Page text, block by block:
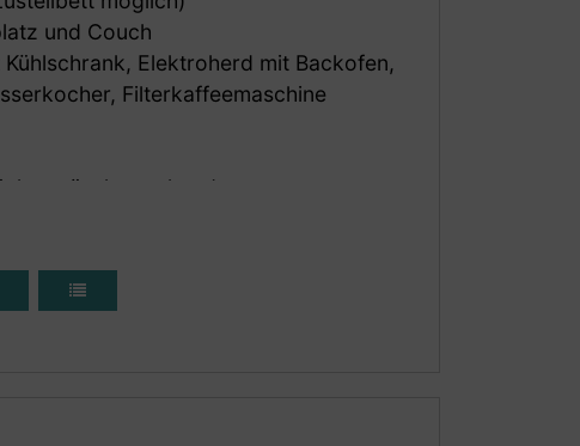
und Couch
Elektroherd mit Backofen,
Filterkaffeemaschine
vorhanden
Bergblick